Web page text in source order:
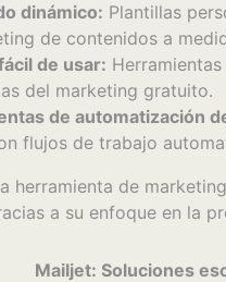
dinámico: Plantillas
de contenidos a
de usar:
del marketing gratuito.
de automatización
flujos de trabajo
herramienta de
a su enfoque en la
Mailjet: Soluciones